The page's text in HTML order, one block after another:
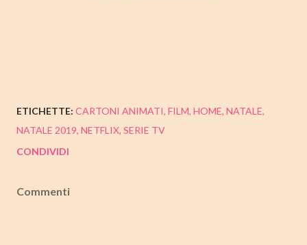
ETICHETTE: CARTONI ANIMATI FILM HOME NATALE
NATALE 2019 NETFLIX SERIE TV
CONDIVIDI
Commenti